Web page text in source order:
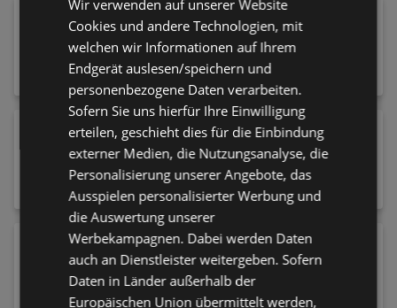
CHOCEUR Big Bars, 228 g/210 g
1,15 €
Lil'Mix Case, 4 x 0,2 l
2,99 €
SWEET LAND Mallow Mix, 300 g
1,39 €
Wir verwenden auf unserer Website
Cookies und andere Technologien, mit
welchen wir Informationen auf Ihrem
Endgerät auslesen/speichern und
personenbezogene Daten verarbeiten.
Sofern Sie uns hierfür Ihre Einwilligung
erteilen, geschieht dies für die Einbindung
externer Medien, die Nutzungsanalyse, die
Personalisierung unserer Angebote, das
Ausspielen personalisierter Werbung und
die Auswertung unserer
Werbekampagnen. Dabei werden Daten
auch an Dienstleister weitergeben. Sofern
Daten in Länder außerhalb der
Europäischen Union übermittelt werden,